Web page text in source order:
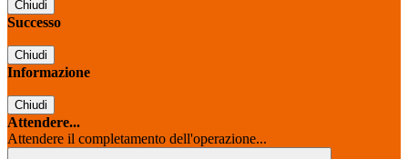
Chiudi
Successo
Chiudi
Informazione
Chiudi
Attendere...
Attendere il completamento dell'operazione...